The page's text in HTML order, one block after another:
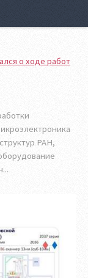
о ходе работ
РАН,